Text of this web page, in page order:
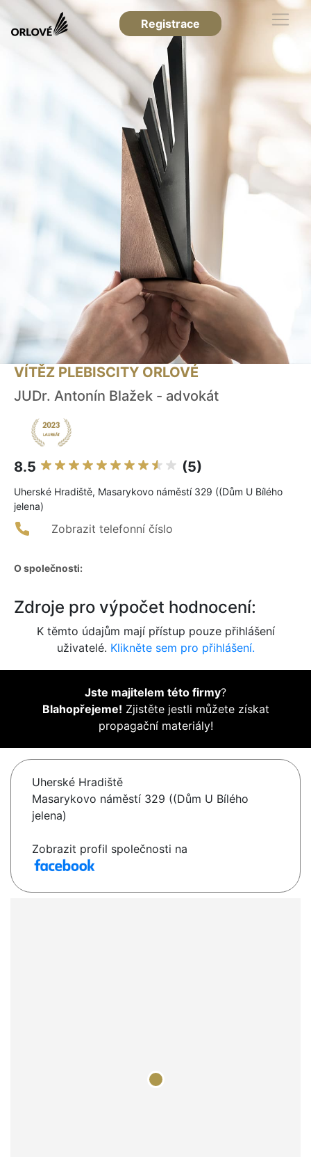
Registrace
VÍTĚZ PLEBISCITY ORLOVÉ
JUDr. Antonín Blažek - advokát
8.5 (5)
Uherské Hradiště, Masarykovo náměstí 329 ((Dům U Bílého
jelena)
Zobrazit telefonní číslo
O společnosti:
Zdroje pro výpočet hodnocení:
K těmto údajům mají přístup pouze přihlášení
uživatelé. Klikněte sem pro přihlášení.
Jste majitelem této firmy?
Blahopřejeme! Zjistěte jestli můžete získat
propagační materiály!
Uherské Hradiště
Masarykovo náměstí 329 ((Dům U Bílého
jelena)
Zobrazit profil společnosti na